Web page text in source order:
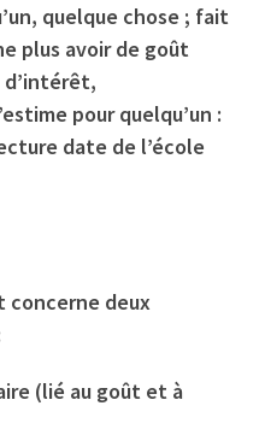
quelque chose ; fait
plus avoir de goût
d’intérêt,
pour quelqu’un :
date de l’école
concerne deux
(lié au goût et à